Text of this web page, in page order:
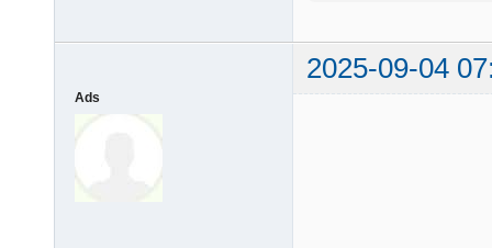
2025-09-04
Ads